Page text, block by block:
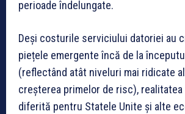
perioade îndelungate.
Deși costurile serviciului datoriei au
piețele emergente încă de la
(reflectând atât niveluri mai ridicate
creșterea primelor de risc),
diferită pentru Statele Unite și alte